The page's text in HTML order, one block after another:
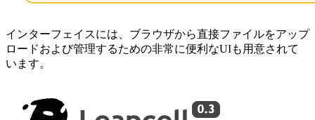
インターフェイスには、ブラウザから直接ファイルをアップ
ロードおよび管理するための非常に便利なUIも用意されて
います。